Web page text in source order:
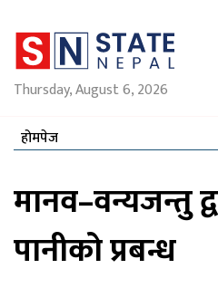
Thursday, August 6, 2026
होमपेज
मानव–वन्यजन्तु
पानीको प्रबन्ध